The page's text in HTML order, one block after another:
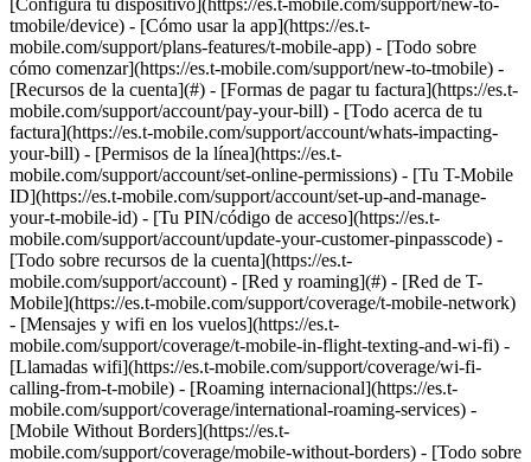
[Configura tu dispositivo](https://es.t-mobile.com/support/new-to-
tmobile/device) - [Cómo usar la app](https://es.t-
mobile.com/support/plans-features/t-mobile-app) - [Todo sobre
cómo comenzar](https://es.t-mobile.com/support/new-to-tmobile) -
[Recursos de la cuenta](#) - [Formas de pagar tu factura](https://es.t-
mobile.com/support/account/pay-your-bill) - [Todo acerca de tu
factura](https://es.t-mobile.com/support/account/whats-impacting-
your-bill) - [Permisos de la línea](https://es.t-
mobile.com/support/account/set-online-permissions) - [Tu T-Mobile
ID](https://es.t-mobile.com/support/account/set-up-and-manage-
your-t-mobile-id) - [Tu PIN/código de acceso](https://es.t-
mobile.com/support/account/update-your-customer-pinpasscode) -
[Todo sobre recursos de la cuenta](https://es.t-
mobile.com/support/account) - [Red y roaming](#) - [Red de T-
Mobile](https://es.t-mobile.com/support/coverage/t-mobile-network)
- [Mensajes y wifi en los vuelos](https://es.t-
mobile.com/support/coverage/t-mobile-in-flight-texting-and-wi-fi) -
[Llamadas wifi](https://es.t-mobile.com/support/coverage/wi-fi-
calling-from-t-mobile) - [Roaming internacional](https://es.t-
mobile.com/support/coverage/international-roaming-services) -
[Mobile Without Borders](https://es.t-
mobile.com/support/coverage/mobile-without-borders) - [Todo sobre